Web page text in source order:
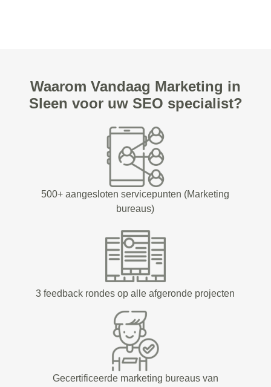
Waarom Vandaag Marketing in
Sleen voor uw SEO specialist?
500+ aangesloten servicepunten (Marketing
bureaus)
3 feedback rondes op alle afgeronde projecten
Gecertificeerde marketing bureaus van